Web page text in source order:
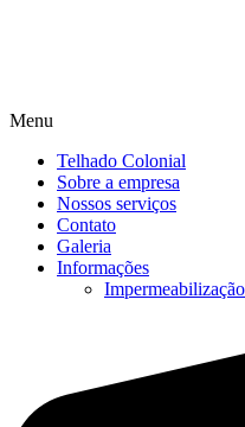
Menu
Telhado Colonial
Sobre a empresa
Nossos serviços
Contato
Galeria
Informações